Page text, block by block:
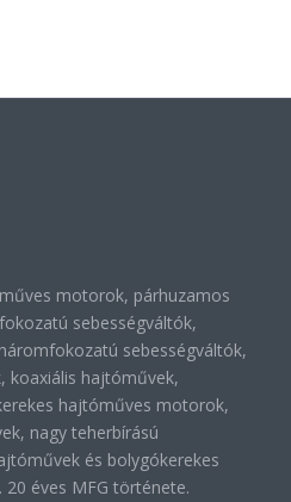
motorok, párhuzamos
sebességváltók,
sebességváltók,
koaxiális hajtóművek,
hajtóműves motorok,
nagy teherbírású
és bolygókerekes
éves MFG története.